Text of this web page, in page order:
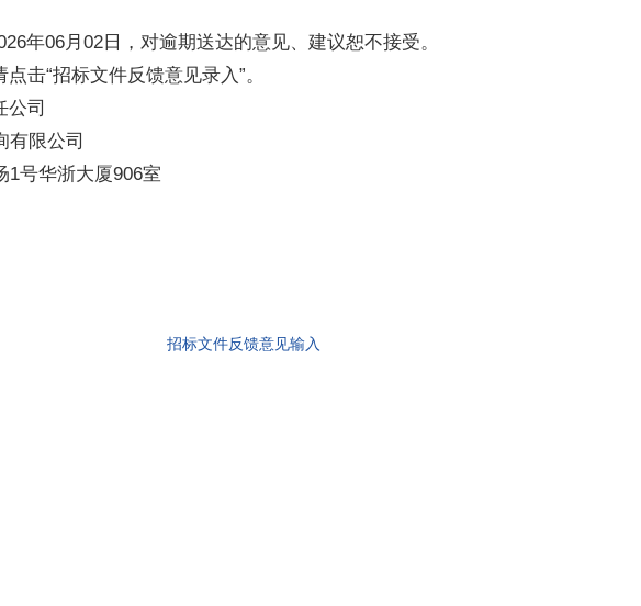
年06月02日，对逾期送达的意见、建议恕不接受。
击“招标文件反馈意见录入”。
公司
有限公司
1号华浙大厦906室
招标文件反馈意见输入